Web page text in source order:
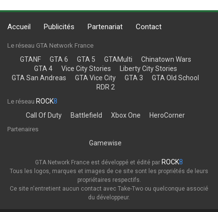
Accueil Publicités Partenariat Contact
Le réseau GTA Network France
GTANF GTA 6 GTA 5 GTAMulti
Chinatown Wars
GTA 4
Vice City Stories
Liberty City Stories
GTA San Andreas
GTA Vice City GTA 3
GTA Old School
RDR 2
Le réseau ROCK8
Call Of Duty
Battlefield Xbox One HeroCorner
Partenaires
Gamewise
GTA Network France est développé et édité par ROCK8
Tous les logos, marques et images de ce site sont les propriétés de leurs
propriétaires respectifs.
Ce site n'entretient aucun contact avec Take-Two ou quelconque associé
du développeur.